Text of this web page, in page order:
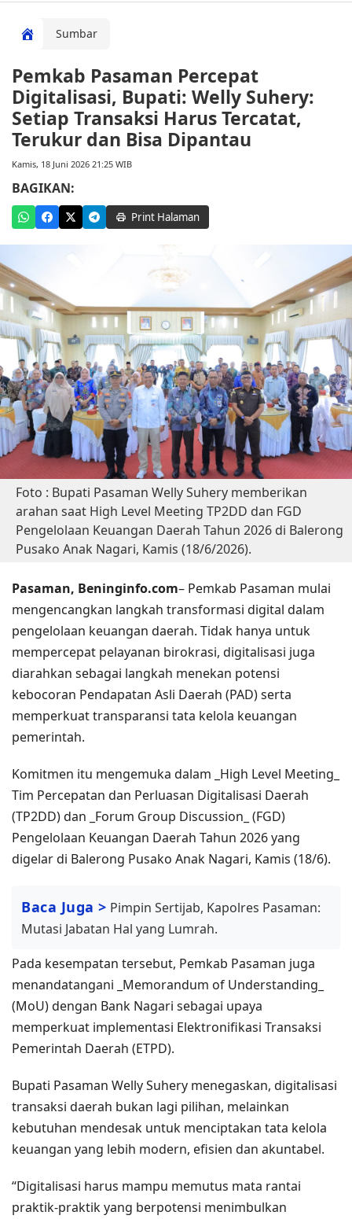
Sumbar
Pemkab Pasaman Percepat
Digitalisasi, Bupati: Welly Suhery:
Setiap Transaksi Harus Tercatat,
Terukur dan Bisa Dipantau
Kamis, 18 Juni 2026 21:25 WIB
BAGIKAN:
Print Halaman
Foto : Bupati Pasaman Welly Suhery memberikan
arahan saat High Level Meeting TP2DD dan FGD
Pengelolaan Keuangan Daerah Tahun 2026 di Balerong
Pusako Anak Nagari, Kamis (18/6/2026).
Pasaman, Beninginfo.com– Pemkab Pasaman mulai
mengencangkan langkah transformasi digital dalam
pengelolaan keuangan daerah. Tidak hanya untuk
mempercepat pelayanan birokrasi, digitalisasi juga
diarahkan sebagai langkah menekan potensi
kebocoran Pendapatan Asli Daerah (PAD) serta
memperkuat transparansi tata kelola keuangan
pemerintah.
Komitmen itu mengemuka dalam _High Level Meeting_
Tim Percepatan dan Perluasan Digitalisasi Daerah
(TP2DD) dan _Forum Group Discussion_ (FGD)
Pengelolaan Keuangan Daerah Tahun 2026 yang
digelar di Balerong Pusako Anak Nagari, Kamis (18/6).
Baca Juga > Pimpin Sertijab, Kapolres Pasaman:
Mutasi Jabatan Hal yang Lumrah.
Pada kesempatan tersebut, Pemkab Pasaman juga
menandatangani _Memorandum of Understanding_
(MoU) dengan Bank Nagari sebagai upaya
memperkuat implementasi Elektronifikasi Transaksi
Pemerintah Daerah (ETPD).
Bupati Pasaman Welly Suhery menegaskan, digitalisasi
transaksi daerah bukan lagi pilihan, melainkan
kebutuhan mendesak untuk menciptakan tata kelola
keuangan yang lebih modern, efisien dan akuntabel.
“Digitalisasi harus mampu memutus mata rantai
praktik-praktik yang berpotensi menimbulkan